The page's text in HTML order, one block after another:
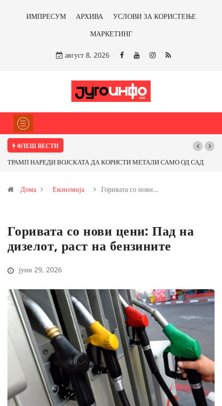
ИМПРЕСУМ АРХИВА
УСЛОВИ ЗА КОРИСТЕЊЕ
МАРКЕТИНГ
август 8, 2026
ФЛЕШ ВЕСТИ
САМО ОД САД
Почнува реконструкцијата на улицата „5-ти
Дома Економија Горивата со нови…
Горивата со нови цени: Пад на
дизелот, раст на бензините
јуни 29, 2026